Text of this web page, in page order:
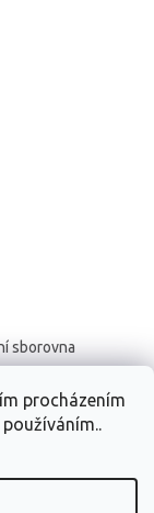
procházením
sborovna